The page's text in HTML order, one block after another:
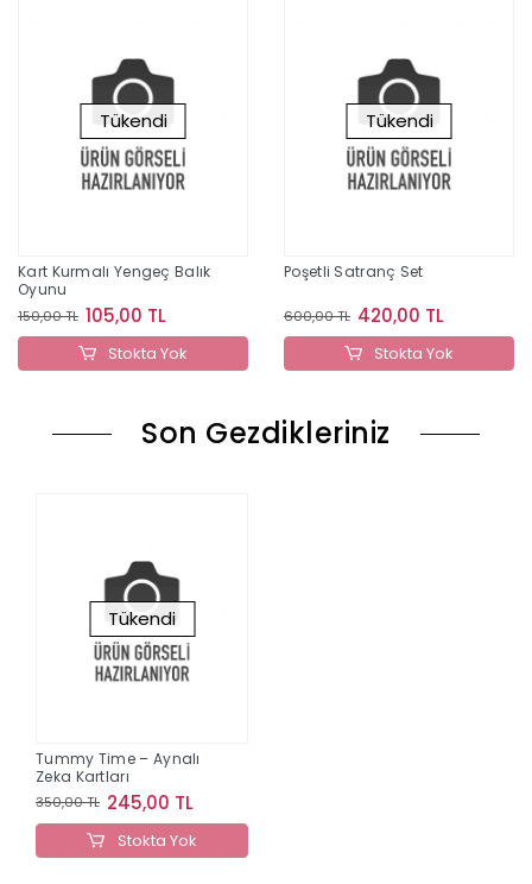
Tükendi
Kart Kurmalı Yengeç Balık
Oyunu
150,00 TL 105,00 TL
Stokta Yok
Tükendi
Poşetli Satranç Set
600,00 TL 420,00 TL
Stokta Yok
Son Gezdikleriniz
Tükendi
Tummy Time – Aynalı
Zeka Kartları
350,00 TL 245,00 TL
Stokta Yok